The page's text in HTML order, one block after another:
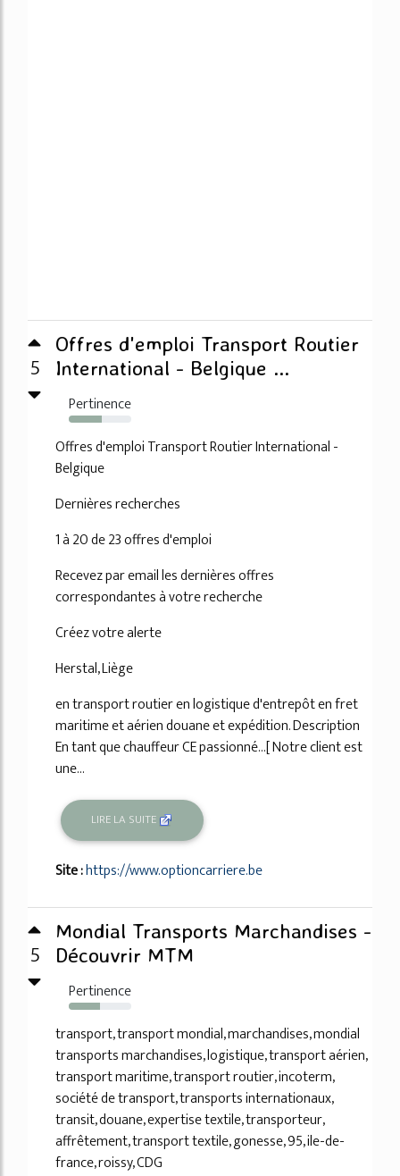
5
Offres d'emploi Transport Routier
International - Belgique ...
Pertinence
53%
Offres d'emploi Transport Routier International -
Belgique
Dernières recherches
1 à 20 de 23 offres d'emploi
Recevez par email les dernières offres
correspondantes à votre recherche
Créez votre alerte
Herstal, Liège
en transport routier en logistique d'entrepôt en fret
maritime et aérien douane et expédition. Description
En tant que chauffeur CE passionné...[ Notre client est
une...
LIRE LA SUITE
Site :https://www.optioncarriere.be
5
Mondial Transports Marchandises -
Découvrir MTM
Pertinence
50%
transport, transport mondial, marchandises, mondial
transports marchandises, logistique, transport aérien,
transport maritime, transport routier, incoterm,
société de transport, transports internationaux,
transit, douane, expertise textile, transporteur,
affrêtement, transport textile, gonesse, 95, ile-de-
france, roissy, CDG